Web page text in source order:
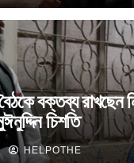
বক্তব্য রাখছেন
চিশতি
HELPOTHE